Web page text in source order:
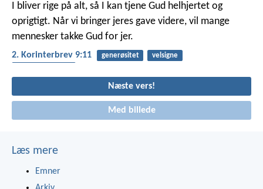
I bliver rige på alt, så I kan tjene Gud helhjertet og
oprigtigt. Når vi bringer jeres gave videre, vil mange
mennesker takke Gud for jer.
2. Korinterbrev 9:11 generøsitet
velsigne
Næste vers!
Med billede
Læs mere
Emner